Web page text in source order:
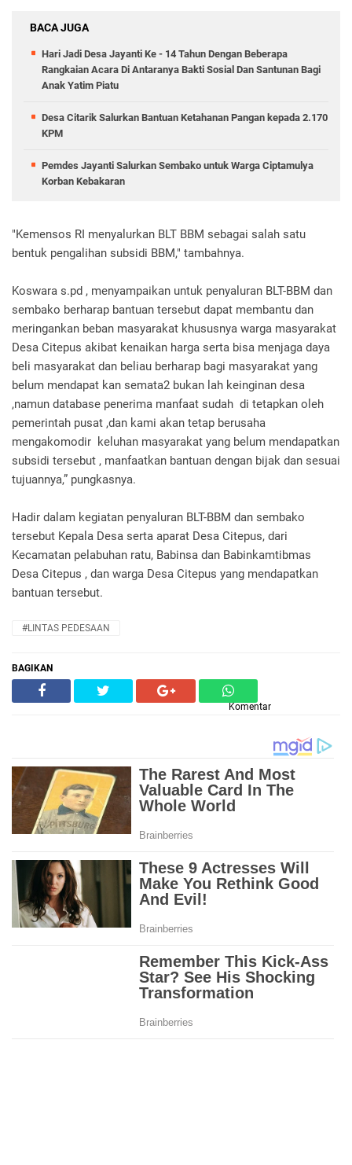
BACA JUGA
Hari Jadi Desa Jayanti Ke - 14 Tahun Dengan Beberapa
Rangkaian Acara Di Antaranya Bakti Sosial Dan Santunan Bagi
Anak Yatim Piatu
Desa Citarik Salurkan Bantuan Ketahanan Pangan kepada 2.170
KPM
Pemdes Jayanti Salurkan Sembako untuk Warga Ciptamulya
Korban Kebakaran
"Kemensos RI menyalurkan BLT BBM sebagai salah satu
bentuk pengalihan subsidi BBM," tambahnya.
Koswara s.pd , menyampaikan untuk penyaluran BLT-BBM dan
sembako berharap bantuan tersebut dapat membantu dan
meringankan beban masyarakat khususnya warga masyarakat
Desa Citepus akibat kenaikan harga serta bisa menjaga daya
beli masyarakat dan beliau berharap bagi masyarakat yang
belum mendapat kan semata2 bukan lah keinginan desa
,namun database penerima manfaat sudah di tetapkan oleh
pemerintah pusat ,dan kami akan tetap berusaha
mengakomodir keluhan masyarakat yang belum mendapatkan
subsidi tersebut , manfaatkan bantuan dengan bijak dan sesuai
tujuannya,” pungkasnya.
Hadir dalam kegiatan penyaluran BLT-BBM dan sembako
tersebut Kepala Desa serta aparat Desa Citepus, dari
Kecamatan pelabuhan ratu, Babinsa dan Babinkamtibmas
Desa Citepus , dan warga Desa Citepus yang mendapatkan
bantuan tersebut.
#LINTAS PEDESAAN
BAGIKAN
Komentar